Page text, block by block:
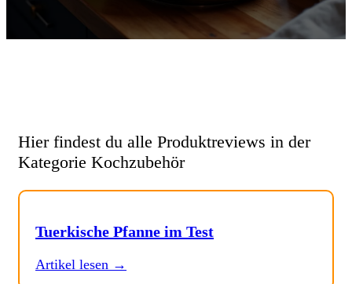
Hier findest du alle Produktreviews in der
Kategorie Kochzubehör
Tuerkische Pfanne im Test
Artikel lesen →